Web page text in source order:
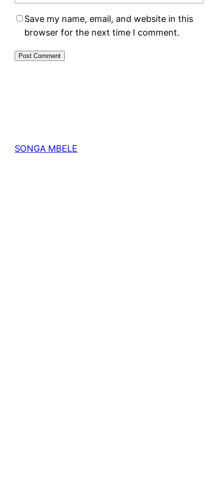
Save my name, email, and website in this
browser for the next time I comment.
SONGA MBELE